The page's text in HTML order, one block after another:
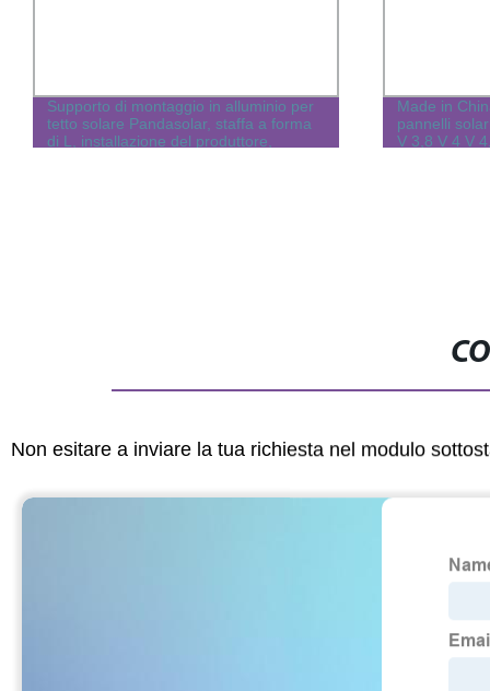
Supporto di montaggio in alluminio per
tetto solare Pandasolar, staffa a forma
di L, installazione del produttore,
Made in
pannelli
V 3,8 V 4 V
Non esitare a inviare la tua richiesta nel modulo